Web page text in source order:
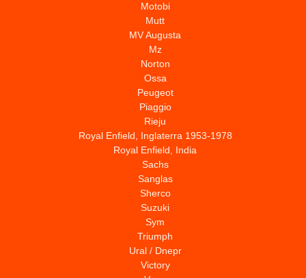
Motobi
Mutt
MV Augusta
Mz
Norton
Ossa
Peugeot
Piaggio
Rieju
Royal Enfield, Inglaterra 1953-1978
Royal Enfield, India
Sachs
Sanglas
Sherco
Suzuki
Sym
Triumph
Ural / Dnepr
Victory